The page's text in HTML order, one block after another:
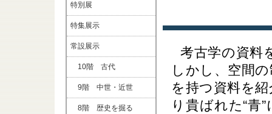
特別展
特集展示
常設展示
10階 古代
9階 中世・近世
8階 歴史を掘る
考古学の資料
しかし、空間
を持つ資料を
り貴ばれた“青